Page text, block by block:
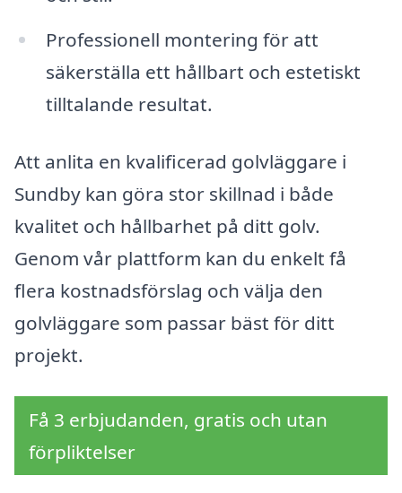
Professionell montering för att
säkerställa ett hållbart och estetiskt
tilltalande resultat.
Att anlita en kvalificerad golvläggare i
Sundby kan göra stor skillnad i både
kvalitet och hållbarhet på ditt golv.
Genom vår plattform kan du enkelt få
flera kostnadsförslag och välja den
golvläggare som passar bäst för ditt
projekt.
Få 3 erbjudanden, gratis och utan
förpliktelser